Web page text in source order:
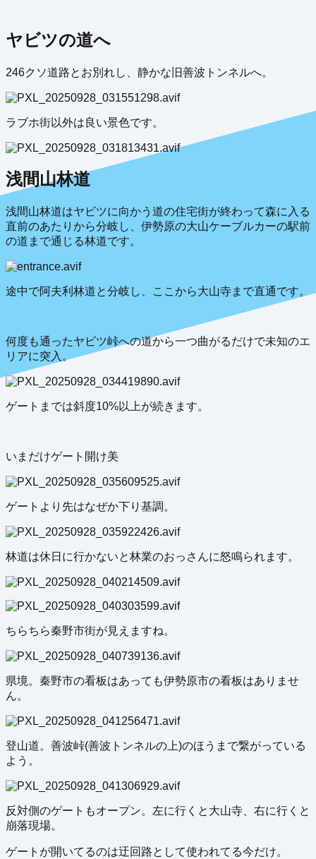
ヤビツの道へ
246クソ道路とお別れし、静かな旧善波トンネルへ。
ラブホ街以外は良い景色です。
浅間山林道
浅間山林道はヤビツに向かう道の住宅街が終わって森に入る
直前のあたりから分岐し、伊勢原の大山ケーブルカーの駅前
の道まで通じる林道です。
途中で阿夫利林道と分岐し、ここから大山寺まで直通です。
何度も通ったヤビツ峠への道から一つ曲がるだけで未知のエ
リアに突入。
ゲートまでは斜度10%以上が続きます。
いまだけゲート開け美
ゲートより先はなぜか下り基調。
林道は休日に行かないと林業のおっさんに怒鳴られます。
ちらちら秦野市街が見えますね。
県境。秦野市の看板はあっても伊勢原市の看板はありませ
ん。
登山道。善波峠(善波トンネルの上)のほうまで繋がっている
よう。
反対側のゲートもオープン。左に行くと大山寺、右に行くと
崩落現場。
ゲートが開いてるのは迂回路として使われてる今だけ。